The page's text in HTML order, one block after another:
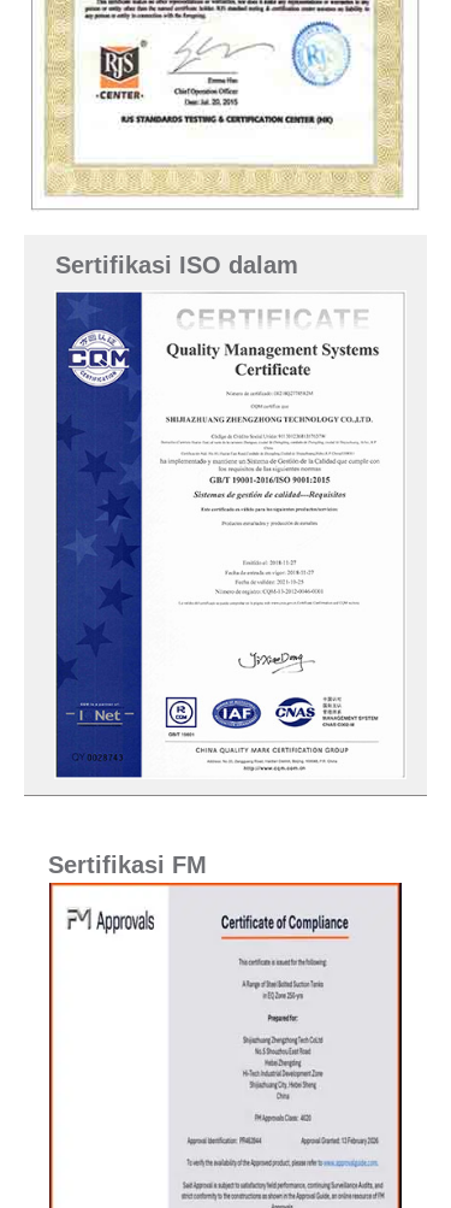
Sertifikasi ISO dalam
bahasa Spanyol
Sertifikasi FM